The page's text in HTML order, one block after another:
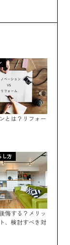
とは？リフォー
し方
悔する？メリッ
、検討すべき対